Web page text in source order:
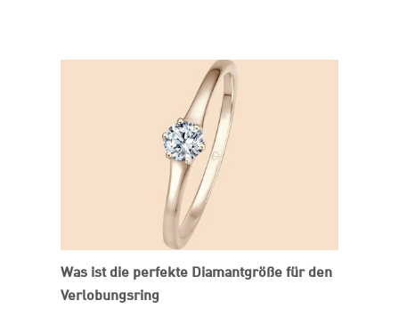
Was ist die perfekte Diamantgröße für den
Verlobungsring